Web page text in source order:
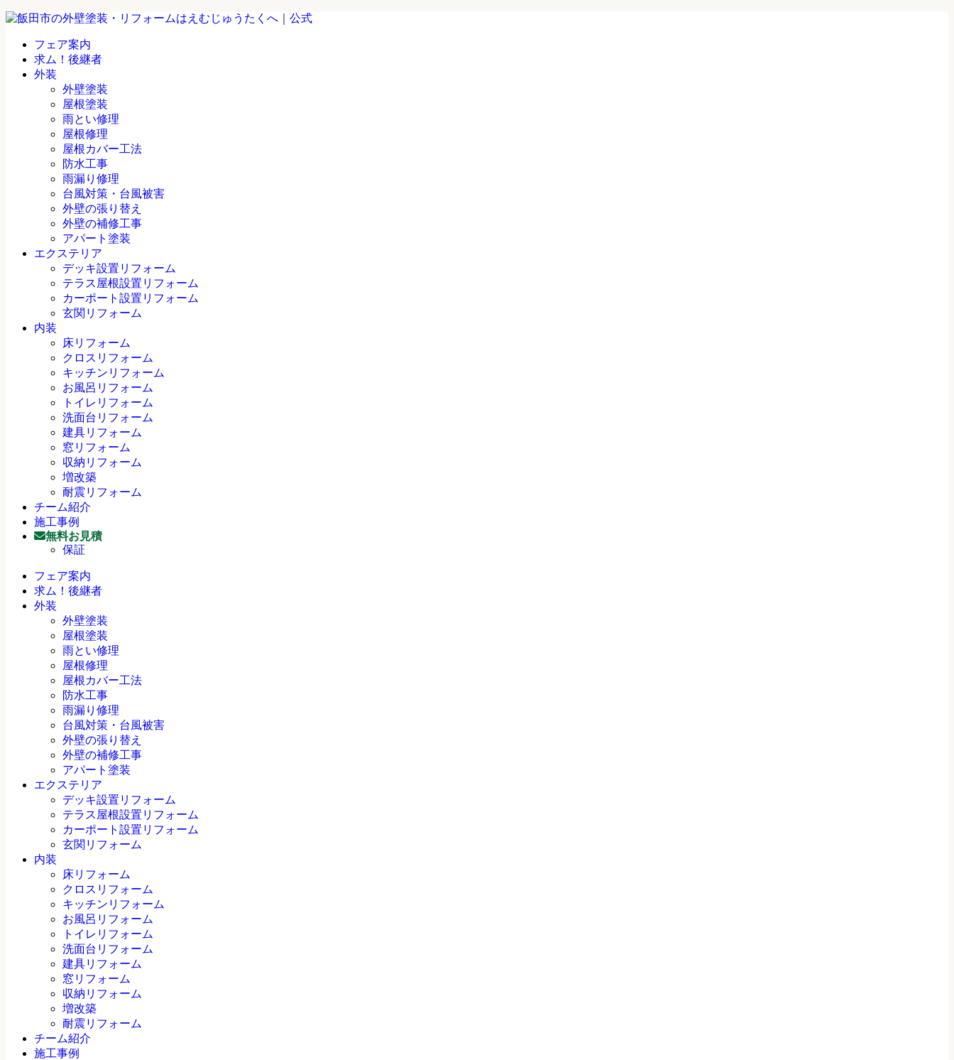
フェア案内
求ム！後継者
外装
外壁塗装
屋根塗装
雨とい修理
屋根修理
屋根カバー工法
防水工事
雨漏り修理
台風対策・台風被害
外壁の張り替え
外壁の補修工事
アパート塗装
エクステリア
デッキ設置リフォーム
テラス屋根設置リフォーム
カーポート設置リフォーム
玄関リフォーム
内装
床リフォーム
クロスリフォーム
キッチンリフォーム
お風呂リフォーム
トイレリフォーム
洗面台リフォーム
建具リフォーム
窓リフォーム
収納リフォーム
増改築
耐震リフォーム
チーム紹介
施工事例
無料お見積
保証
フェア案内
求ム！後継者
外装
外壁塗装
屋根塗装
雨とい修理
屋根修理
屋根カバー工法
防水工事
雨漏り修理
台風対策・台風被害
外壁の張り替え
外壁の補修工事
アパート塗装
エクステリア
デッキ設置リフォーム
テラス屋根設置リフォーム
カーポート設置リフォーム
玄関リフォーム
内装
床リフォーム
クロスリフォーム
キッチンリフォーム
お風呂リフォーム
トイレリフォーム
洗面台リフォーム
建具リフォーム
窓リフォーム
収納リフォーム
増改築
耐震リフォーム
チーム紹介
施工事例